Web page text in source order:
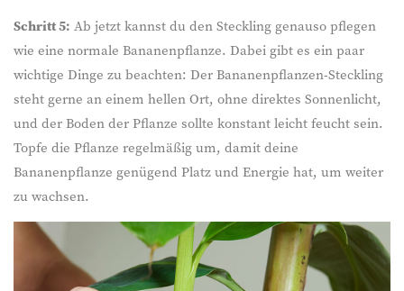
Schritt 5: Ab jetzt kannst du den Steckling genauso pflegen
wie eine normale Bananenpflanze. Dabei gibt es ein paar
wichtige Dinge zu beachten: Der Bananenpflanzen-Steckling
steht gerne an einem hellen Ort, ohne direktes Sonnenlicht,
und der Boden der Pflanze sollte konstant leicht feucht sein.
Topfe die Pflanze regelmäßig um, damit deine
Bananenpflanze genügend Platz und Energie hat, um weiter
zu wachsen.